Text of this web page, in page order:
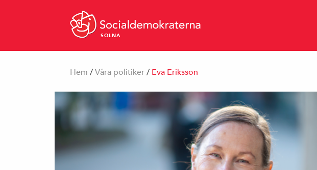
SOLNA
Hem / Våra politiker / Eva Eriksson